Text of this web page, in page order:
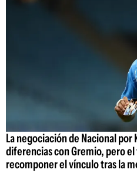
La negociación de Nacional
diferencias con Gremio, pero
recomponer el vínculo tras la